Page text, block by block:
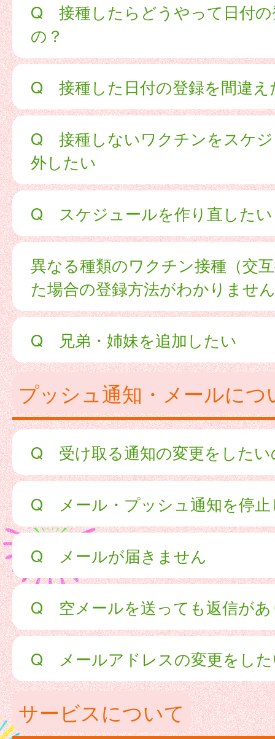
Q 接種したらどうやって日付の
の？
Q 接種した日付の登録を間違え
Q 接種しないワクチンをスケ
外したい
Q スケジュールを作り直したい
異なる種類のワクチン接種（交
た場合の登録方法がわかりません
Q 兄弟・姉妹を追加したい
プッシュ通知・メールにつ
Q 受け取る通知の変更をしたい
Q メール・プッシュ通知を停止
Q メールが届きません
Q 空メールを送っても返信が
Q メールアドレスの変更をし
サービスについて